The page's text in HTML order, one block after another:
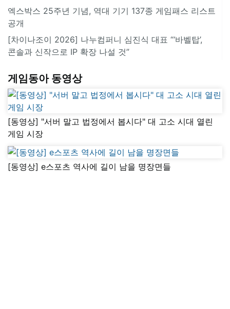
엑스박스 25주년 기념, 역대 기기 137종 게임패스 리스트
공개
[차이나조이 2026] 나누컴퍼니 심진식 대표 “‘바벨탑’,
콘솔과 신작으로 IP 확장 나설 것”
게임동아 동영상
[동영상] "서버 말고 법정에서 봅시다" 대 고소 시대 열린
게임 시장
[동영상] e스포츠 역사에 길이 남을 명장면들